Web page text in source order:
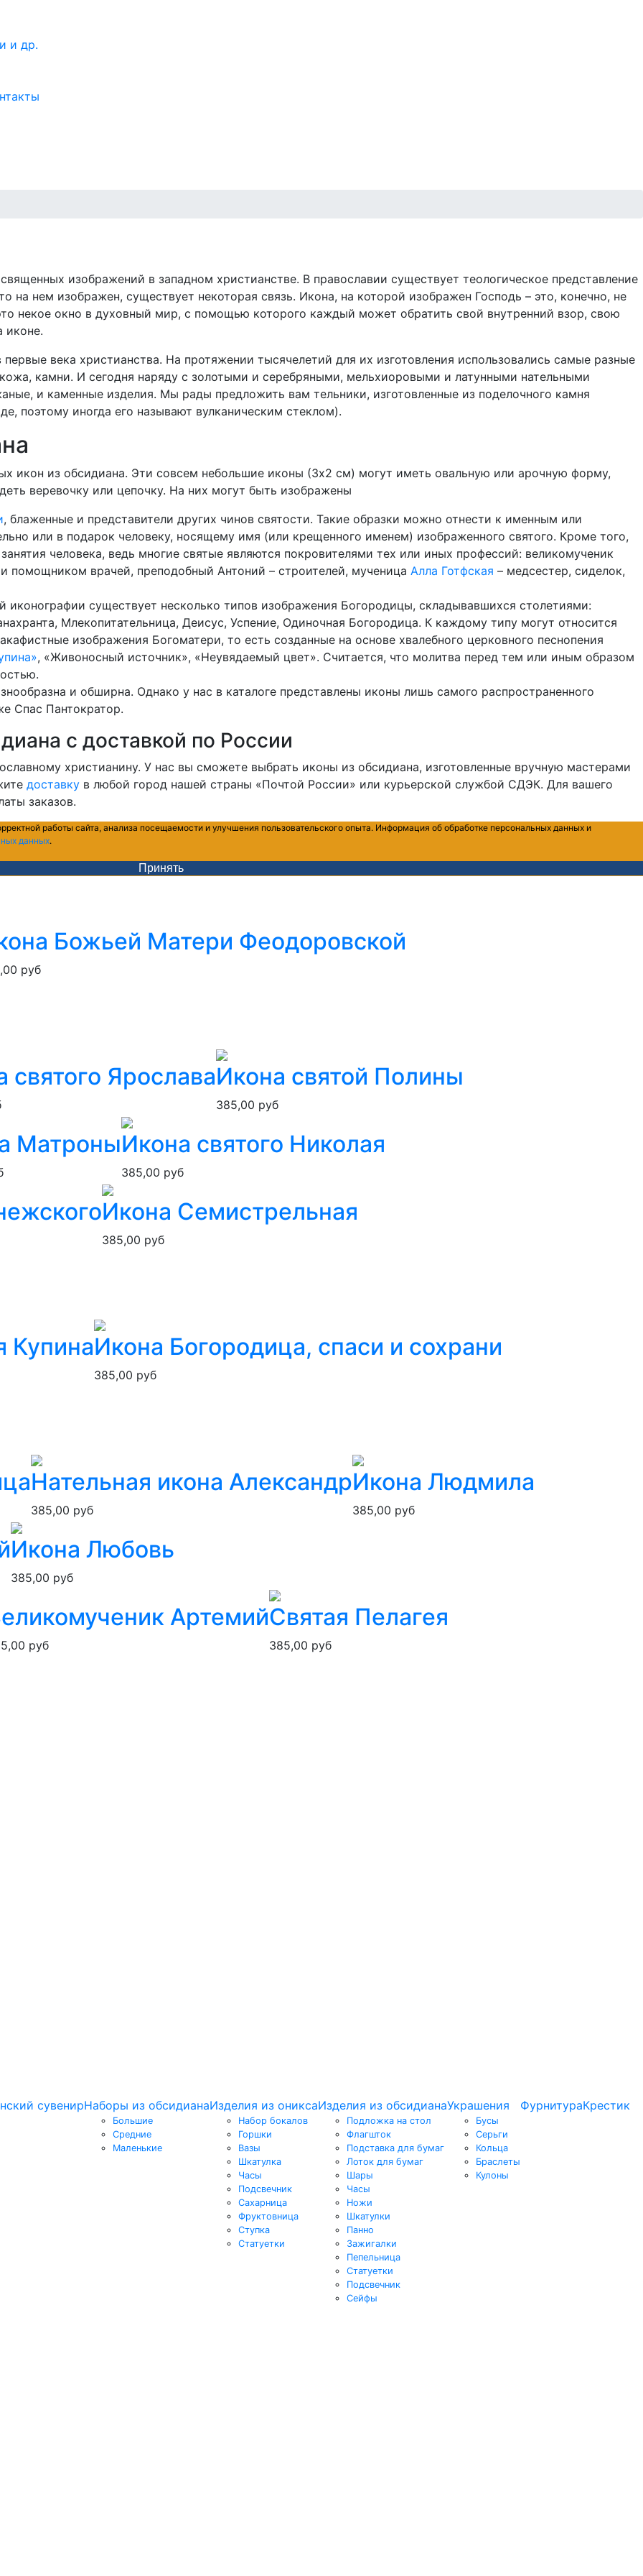
изображений в западном христианстве. В православии существует теологическое представление
нем изображен, существует некоторая связь. Икона, на которой изображен Господь – это, конечно, не
некое окно в духовный мир, с помощью которого каждый может обратить свой внутренний взор, свою
иконе.
века христианства. На протяжении тысячелетий для их изготовления использовались самые разные
камни. И сегодня наряду с золотыми и серебряными, мельхиоровыми и латунными нательными
и каменные изделия. Мы рады предложить вам тельники, изготовленные из поделочного камня
поэтому иногда его называют вулканическим стеклом).
икон из обсидиана. Эти совсем небольшие иконы (3х2 см) могут иметь овальную или арочную форму,
веревочку или цепочку. На них могут быть изображены
, блаженные и представители других чинов святости. Такие образки можно отнести к именным или
или в подарок человеку, носящему имя (или крещенного именем) изображенного святого. Кроме того,
человека, ведь многие святые являются покровителями тех или иных профессий: великомученик
помощником врачей, преподобный Антоний – строителей, мученица Алла Готфская – медсестер, сиделок,
существует несколько типов изображения Богородицы, складывавшихся столетиями:
Млекопитательница, Деисус, Успение, Одиночная Богородица. К каждому типу могут относится
изображения Богоматери, то есть созданные на основе хвалебного церковного песнопения
, «Живоносный источник», «Неувядаемый цвет». Считается, что молитва перед тем или иным образом
и обширна. Однако у нас в каталоге представлены иконы лишь самого распространенного
Спас Пантократор.
с доставкой по России
христианину. У нас вы сможете выбрать иконы из обсидиана, изготовленные вручную мастерами
доставку в любой город нашей страны «Почтой России» или курьерской службой СДЭК. Для вашего
заказов.
работы сайта, анализа посещаемости и улучшения пользовательского опыта. Информация об обработке персональных данных и
данных.
Принять
Божьей Матери Феодоровской
руб
святого ЯрославаИкона святой Полины
385,00 руб
МатроныИкона святого Николая
385,00 руб
Икона Семистрельная
385,00 руб
КупинаИкона Богородица, спаси и сохрани
385,00 руб
Нательная икона Александр
385,00 руб
Икона Людмила
385,00 руб
Икона Любовь
385,00 руб
Артемий
руб
Святая Пелагея
385,00 руб
сувенирНаборы из обсидиана
Большие
Средние
Маленькие
Изделия из оникса
Набор бокалов
Горшки
Вазы
Шкатулка
Часы
Подсвечник
Сахарница
Фруктовница
Ступка
Статуетки
Изделия из обсидиана
Подложка на стол
Флагшток
Подставка для бумаг
Лоток для бумаг
Шары
Часы
Ножи
Шкатулки
Панно
Зажигалки
Пепельница
Статуетки
Подсвечник
Сейфы
Украшения
Бусы
Серьги
Кольца
Браслеты
Кулоны
ФурнитураКрестик